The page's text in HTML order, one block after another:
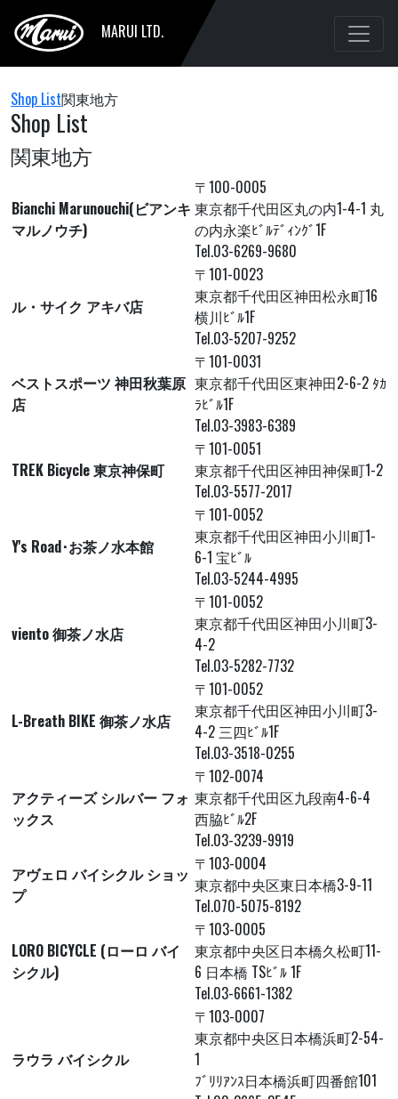
MARUI LTD.
Shop List関東地方
Shop List
関東地方
Bianchi Marunouchi(ビアンキ
マルノウチ)
〒100-0005
東京都千代田区丸の内1-4-1 丸
の内永楽ﾋﾞﾙﾃﾞｨﾝｸﾞ1F
Tel.03-6269-9680
ル・サイク アキバ店
〒101-0023
東京都千代田区神田松永町16
横川ﾋﾞﾙ1F
Tel.03-5207-9252
ベストスポーツ 神田秋葉原
店
〒101-0031
東京都千代田区東神田2-6-2 ﾀｶ
ﾗﾋﾞﾙ1F
Tel.03-3983-6389
TREK Bicycle 東京神保町
〒101-0051
東京都千代田区神田神保町1-2
Tel.03-5577-2017
Y's Road･お茶ノ水本館
〒101-0052
東京都千代田区神田小川町1-
6-1 宝ﾋﾞﾙ
Tel.03-5244-4995
viento 御茶ノ水店
〒101-0052
東京都千代田区神田小川町3-
4-2
Tel.03-5282-7732
L-Breath BIKE 御茶ノ水店
〒101-0052
東京都千代田区神田小川町3-
4-2 三四ﾋﾞﾙ1F
Tel.03-3518-0255
アクティーズ シルバー フォ
ックス
〒102-0074
東京都千代田区九段南4-6-4
西脇ﾋﾞﾙ2F
Tel.03-3239-9919
アヴェロ バイシクル ショッ
プ
〒103-0004
東京都中央区東日本橋3-9-11
Tel.070-5075-8192
LORO BICYCLE (ローロ バイ
シクル)
〒103-0005
東京都中央区日本橋久松町11-
6 日本橋 TSﾋﾞﾙ 1F
Tel.03-6661-1382
ラウラ バイシクル
〒103-0007
東京都中央区日本橋浜町2-54-
1
ﾌﾞﾘﾘｱﾝｽ日本橋浜町四番館101